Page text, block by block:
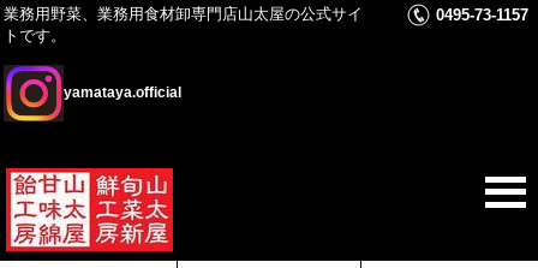
業務用野菜、業務用食材卸専門店山太屋の公式サイ
トです。
yamataya.official
0495-73-1157